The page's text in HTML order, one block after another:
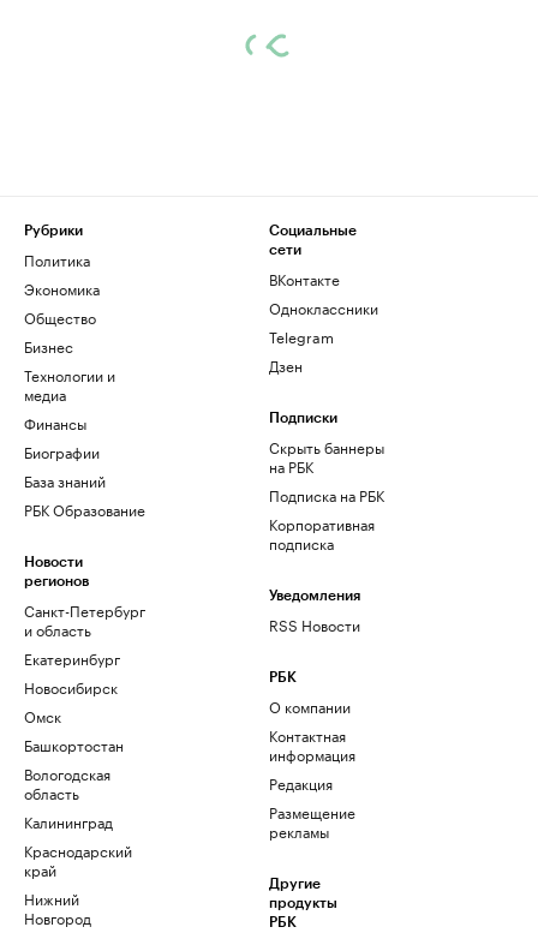
Рубрики
Политика
Экономика
Общество
Бизнес
Технологии и
медиа
Финансы
Биографии
База знаний
РБК Образование
Новости
регионов
Санкт-Петербург
и область
Екатеринбург
Новосибирск
Омск
Башкортостан
Вологодская
область
Калининград
Краснодарский
край
Нижний
Новгород
Социальные
сети
ВКонтакте
Одноклассники
Telegram
Дзен
Подписки
Скрыть баннеры
на РБК
Подписка на РБК
Корпоративная
подписка
Уведомления
RSS Новости
РБК
О компании
Контактная
информация
Редакция
Размещение
рекламы
Другие
продукты
РБК